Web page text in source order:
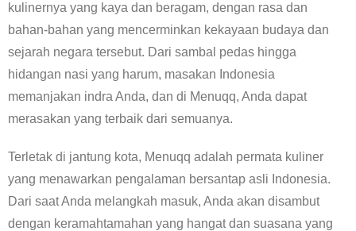
kulinernya yang kaya dan beragam, dengan rasa dan
bahan-bahan yang mencerminkan kekayaan budaya dan
sejarah negara tersebut. Dari sambal pedas hingga
hidangan nasi yang harum, masakan Indonesia
memanjakan indra Anda, dan di Menuqq, Anda dapat
merasakan yang terbaik dari semuanya.
Terletak di jantung kota, Menuqq adalah permata kuliner
yang menawarkan pengalaman bersantap asli Indonesia.
Dari saat Anda melangkah masuk, Anda akan disambut
dengan keramahtamahan yang hangat dan suasana yang